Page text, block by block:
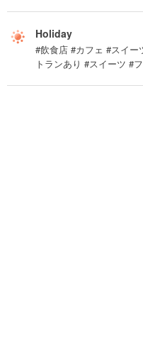
Holiday
#飲食店 #カフェ #スイ
トランあり #スイーツ #